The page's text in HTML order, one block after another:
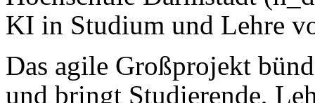
KI in Studium und Lehre
Das agile Großprojekt
und bringt Studierende,